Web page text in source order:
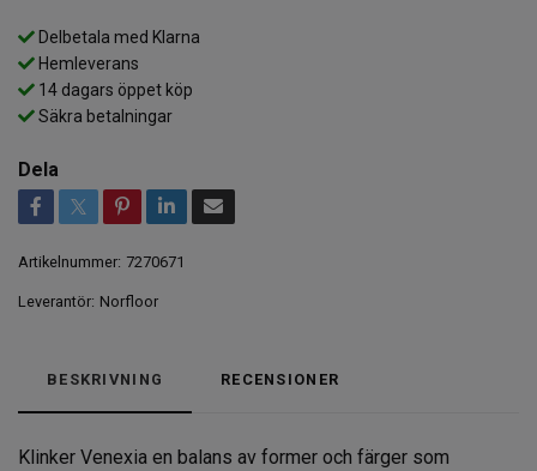
Delbetala med Klarna
Hemleverans
14 dagars öppet köp
Säkra betalningar
Dela
Artikelnummer: 7270671
Leverantör: Norfloor
BESKRIVNING RECENSIONER
Klinker Venexia en balans av former och färger som